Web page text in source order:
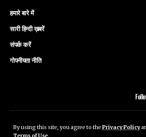
By using this site, you agree to the Privacy Policy
हमारे बारे में
सारी हिन्दी ख़बरें
संपर्क करें
गोपनीयता नीति